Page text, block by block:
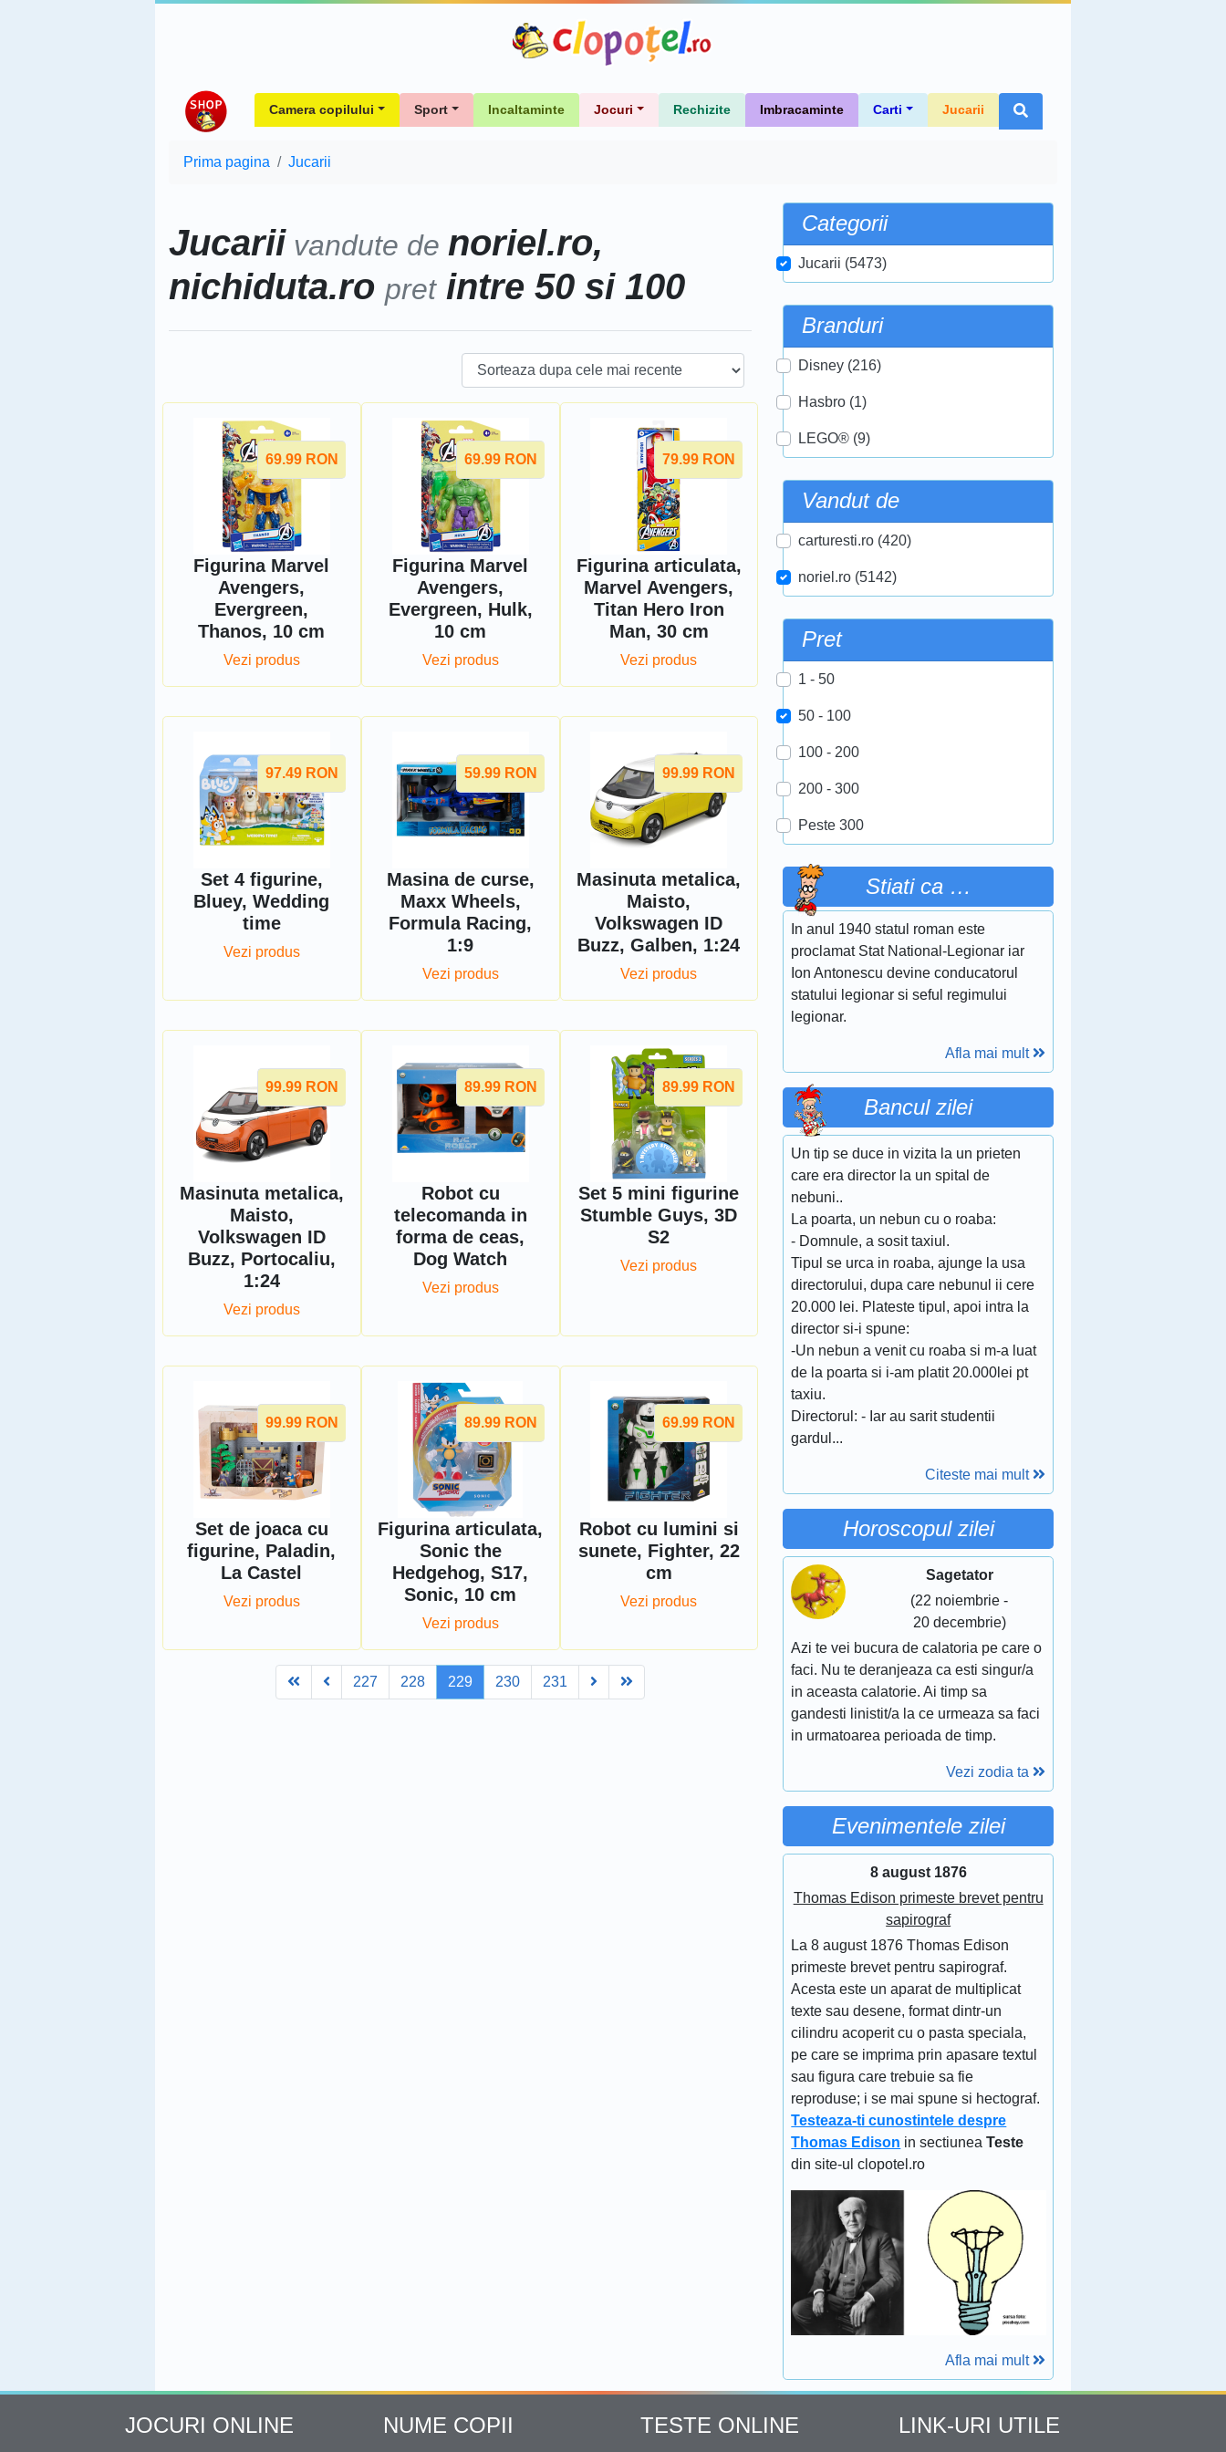
Camera copilului Sport Incaltaminte Jocuri Rechizite Imbracaminte Carti Jucarii
Prima pagina Jucarii
Jucarii vandute de noriel.ro,
nichiduta.ro pretintre 50 si 100
69.99 RON
Figurina Marvel
Avengers,
Evergreen,
Thanos, 10 cm
Vezi produs
69.99 RON
Figurina Marvel
Avengers,
Evergreen, Hulk,
10 cm
Vezi produs
79.99 RON
Figurina articulata,
Marvel Avengers,
Titan Hero Iron
Man, 30 cm
Vezi produs
97.49 RON
Set 4 figurine,
Bluey, Wedding
time
Vezi produs
59.99 RON
Masina de curse,
Maxx Wheels,
Formula Racing,
1:9
Vezi produs
99.99 RON
Masinuta metalica,
Maisto,
Volkswagen ID
Buzz, Galben, 1:24
Vezi produs
99.99 RON
Masinuta metalica,
Maisto,
Volkswagen ID
Buzz, Portocaliu,
1:24
Vezi produs
89.99 RON
Robot cu
telecomanda in
forma de ceas,
Dog Watch
Vezi produs
89.99 RON
Set 5 mini figurine
Stumble Guys, 3D
S2
Vezi produs
99.99 RON
Set de joaca cu
figurine, Paladin,
La Castel
Vezi produs
89.99 RON
Figurina articulata,
Sonic the
Hedgehog, S17,
Sonic, 10 cm
Vezi produs
69.99 RON
Robot cu lumini si
sunete, Fighter, 22
cm
Vezi produs
FirstPrev227 228 229 230 231 Next
Categorii
Jucarii (5473)
Branduri
Disney (216)
Hasbro (1)
LEGO® (9)
Vandut de
carturesti.ro (420)
noriel.ro (5142)
Pret
1 - 50
50 - 100
100 - 200
200 - 300
Peste 300
Stiati ca …
In anul 1940 statul roman este
proclamat Stat National-Legionar iar
Ion Antonescu devine conducatorul
statului legionar si seful regimului
legionar.
Afla mai mult
Bancul zilei
Un tip se duce in vizita la un prieten
care era director la un spital de
nebuni..
La poarta, un nebun cu o roaba:
- Domnule, a sosit taxiul.
Tipul se urca in roaba, ajunge la usa
directorului, dupa care nebunul ii cere
20.000 lei. Plateste tipul, apoi intra la
director si-i spune:
-Un nebun a venit cu roaba si m-a luat
de la poarta si i-am platit 20.000lei pt
taxiu.
Directorul: - Iar au sarit studentii
gardul...
Citeste mai mult
Horoscopul zilei
Sagetator
(22 noiembrie -
20 decembrie)
Azi te vei bucura de calatoria pe care o
faci. Nu te deranjeaza ca esti singur/a
in aceasta calatorie. Ai timp sa
gandesti linistit/a la ce urmeaza sa faci
in urmatoarea perioada de timp.
Vezi zodia ta
Evenimentele zilei
8 august 1876
Thomas Edison primeste brevet pentru
sapirograf
La 8 august 1876 Thomas Edison
primeste brevet pentru sapirograf.
Acesta este un aparat de multiplicat
texte sau desene, format dintr-un
cilindru acoperit cu o pasta speciala,
pe care se imprima prin apasare textul
sau figura care trebuie sa fie
reproduse; i se mai spune si hectograf.
Testeaza-ti cunostintele despre
Thomas Edison in sectiuneaTeste
din site-ul clopotel.ro
Afla mai mult
JOCURI ONLINE NUME COPII TESTE ONLINE LINK-URI UTILE